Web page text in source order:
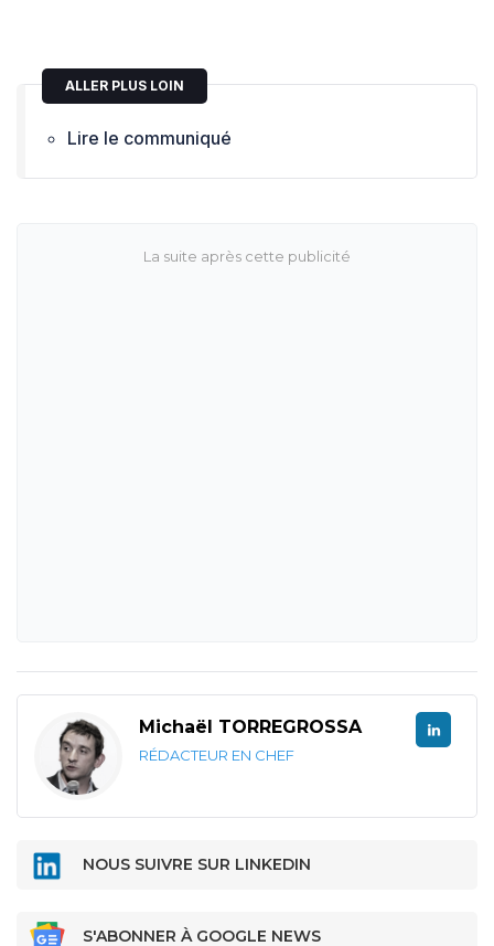
ALLER PLUS LOIN
Lire le communiqué
Michaël TORREGROSSA
RÉDACTEUR EN CHEF
NOUS SUIVRE SUR LINKEDIN
S'ABONNER À GOOGLE NEWS